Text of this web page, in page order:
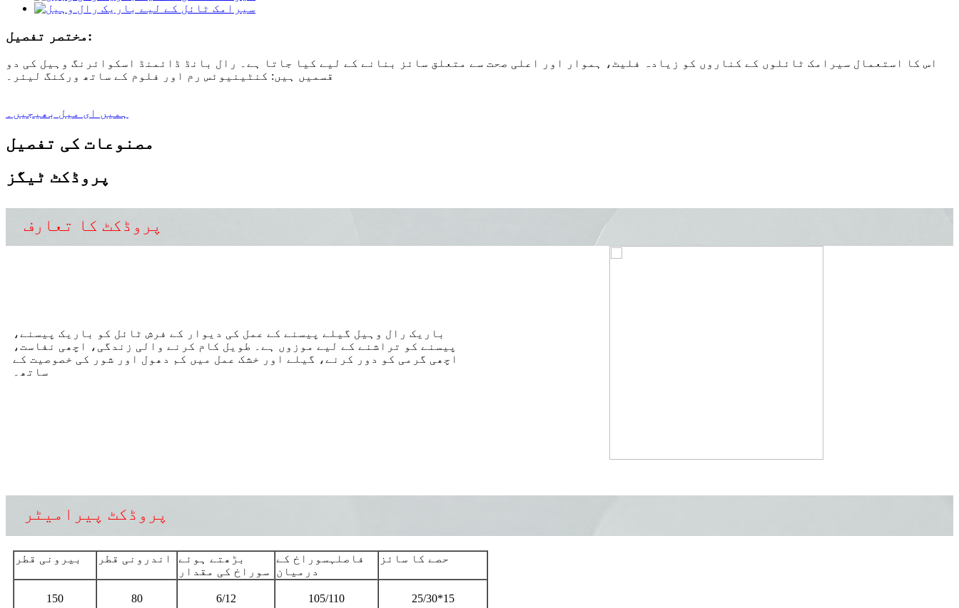
مختصر تفصیل:
اس کا استعمال سیرامک ٹائلوں کے کناروں کو زیادہ فلیٹ، ہموار اور اعلی صحت سے متعلق سائز بنانے کے لیے کیا جاتا ہے۔ رال بانڈ ڈائمنڈ اسکوائرنگ وہیل کی دو
قسمیں ہیں: کنٹینیوئس رم اور فلوم کے ساتھ ورکنگ لیئر۔
ہمیں ای میل بھیجیں۔
مصنوعات کی تفصیل
پروڈکٹ ٹیگز
پروڈکٹ کا تعارف
باریک رال وہیل گیلے پیسنے کے عمل کی دیوار کے فرش ٹائل کو باریک پیسنے،
پیسنے کو تراشنے کے لیے موزوں ہے۔ طویل کام کرنے والی زندگی، اچھی نفاست،
اچھی گرمی کو دور کرنے، گیلے اور خشک عمل میں کم دھول اور شور کی خصوصیت کے
ساتھ۔
پروڈکٹ پیرامیٹر
بیرونی قطر اندرونی قطر
بڑھتے ہوئے
سوراخ کی مقدار
فاصلہ سوراخ کے
درمیان
حصے کا سائز
150 80 6/12 105/110 25/30*15